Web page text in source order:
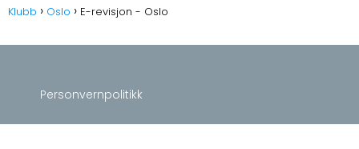
Klubb Oslo E-revisjon - Oslo
Personvernpolitikk